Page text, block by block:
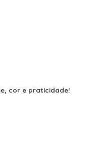
cor e praticidade!